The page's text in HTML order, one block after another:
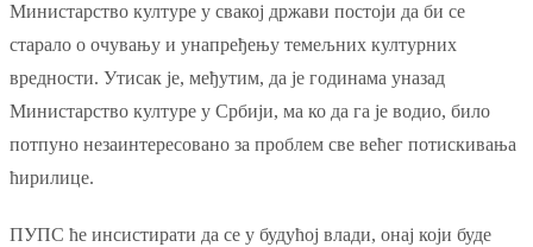
Министарство културе у свакој држави постоји да би се
старало о очувању и унапређењу темељних културних
вредности. Утисак је, међутим, да је годинама уназад
Министарство културе у Србији, ма ко да га је водио, било
потпуно незаинтересовано за проблем све већег потискивања
ћирилице.
ПУПС ће инсистирати да се у будућој влади, онај који буде